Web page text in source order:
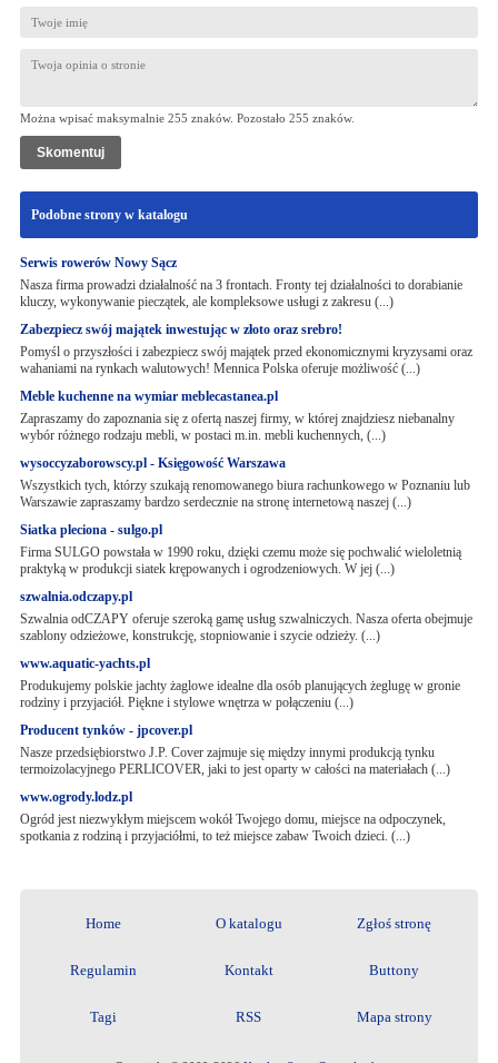
Można wpisać maksymalnie 255 znaków. Pozostało 255 znaków.
Podobne strony w katalogu
Serwis rowerów Nowy Sącz
Nasza firma prowadzi działalność na 3 frontach. Fronty tej działalności to dorabianie
kluczy, wykonywanie pieczątek, ale kompleksowe usługi z zakresu (...)
Zabezpiecz swój majątek inwestując w złoto oraz srebro!
Pomyśl o przyszłości i zabezpiecz swój majątek przed ekonomicznymi kryzysami oraz
wahaniami na rynkach walutowych! Mennica Polska oferuje możliwość (...)
Meble kuchenne na wymiar meblecastanea.pl
Zapraszamy do zapoznania się z ofertą naszej firmy, w której znajdziesz niebanalny
wybór różnego rodzaju mebli, w postaci m.in. mebli kuchennych, (...)
wysoccyzaborowscy.pl - Księgowość Warszawa
Wszystkich tych, którzy szukają renomowanego biura rachunkowego w Poznaniu lub
Warszawie zapraszamy bardzo serdecznie na stronę internetową naszej (...)
Siatka pleciona - sulgo.pl
Firma SULGO powstała w 1990 roku, dzięki czemu może się pochwalić wieloletnią
praktyką w produkcji siatek krępowanych i ogrodzeniowych. W jej (...)
szwalnia.odczapy.pl
Szwalnia odCZAPY oferuje szeroką gamę usług szwalniczych. Nasza oferta obejmuje
szablony odzieżowe, konstrukcję, stopniowanie i szycie odzieży. (...)
www.aquatic-yachts.pl
Produkujemy polskie jachty żaglowe idealne dla osób planujących żeglugę w gronie
rodziny i przyjaciół. Piękne i stylowe wnętrza w połączeniu (...)
Producent tynków - jpcover.pl
Nasze przedsiębiorstwo J.P. Cover zajmuje się między innymi produkcją tynku
termoizolacyjnego PERLICOVER, jaki to jest oparty w całości na materiałach (...)
www.ogrody.lodz.pl
Ogród jest niezwykłym miejscem wokół Twojego domu, miejsce na odpoczynek,
spotkania z rodziną i przyjaciółmi, to też miejsce zabaw Twoich dzieci. (...)
Home O katalogu Zgłoś stronę
Regulamin Kontakt Buttony
Tagi RSS Mapa strony